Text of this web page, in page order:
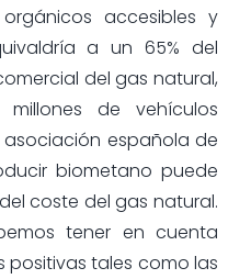
accesibles y
a un 65% del
del gas natural,
de vehículos
española de
biometano puede
coste del gas natural.
tener en cuenta
positivas tales como las